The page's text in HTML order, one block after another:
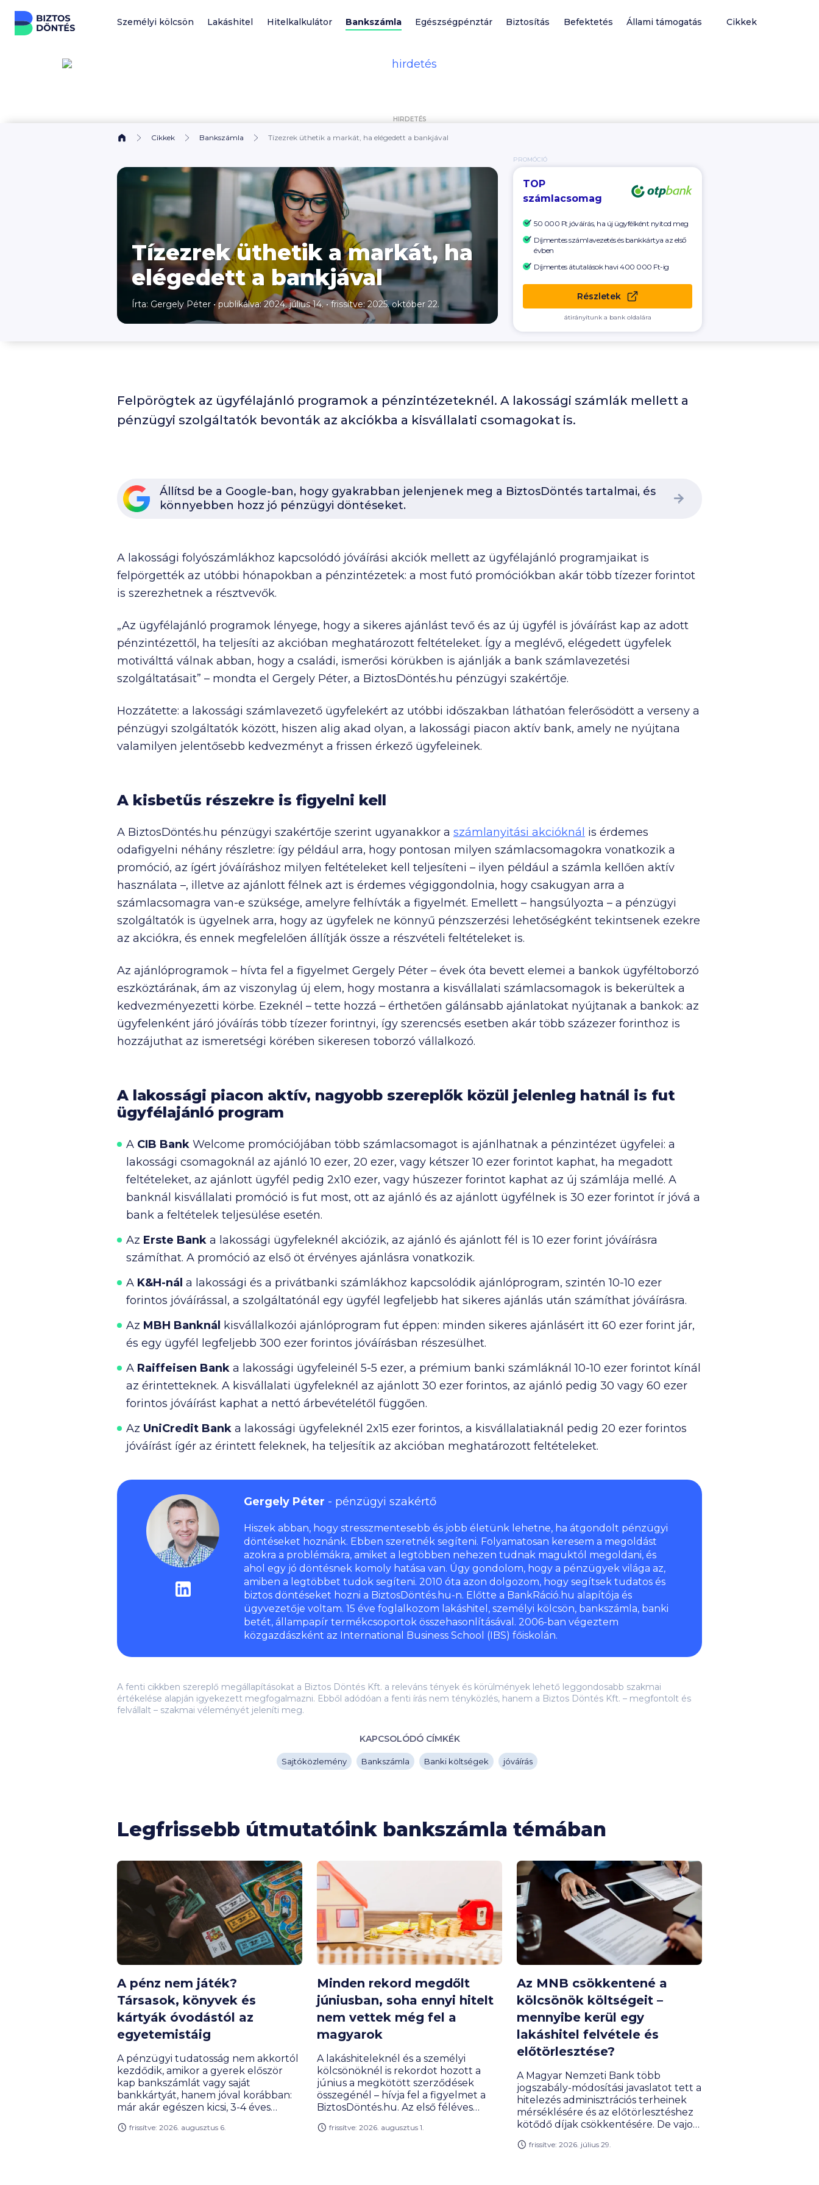
Ugrás a tartalomhoz
Személyi kölcsön Lakáshitel Hitelkalkulátor Bankszámla Egészségpénztár Biztosítás Befektetés Állami támogatás Cikkek
HIRDETÉS
Cikkek Bankszámla Tízezrek üthetik a markát, ha elégedett a bankjával
Tízezrek üthetik a markát, ha
elégedett a bankjával
Írta: Gergely Péter •publikálva: 2024. július 14.•frissítve: 2025. október 22.
PROMÓCIÓ
TOP
számlacsomag
50 000 Ft jóváírás, ha új ügyfélként nyitod meg
Díjmentes számlavezetés és bankkártya az első
évben
Díjmentes átutalások havi 400 000 Ft-ig
Részletek
átirányítunk a bank oldalára
Felpörögtek az ügyfélajánló programok a pénzintézeteknél. A lakossági számlák mellett a
pénzügyi szolgáltatók bevonták az akciókba a kisvállalati csomagokat is.
Állítsd be a Google-ban, hogy gyakrabban jelenjenek meg a BiztosDöntés tartalmai, és
könnyebben hozz jó pénzügyi döntéseket.
A lakossági folyószámlákhoz kapcsolódó jóváírási akciók mellett az ügyfélajánló programjaikat is
felpörgették az utóbbi hónapokban a pénzintézetek: a most futó promóciókban akár több tízezer forintot
is szerezhetnek a résztvevők.
„Az ügyfélajánló programok lényege, hogy a sikeres ajánlást tevő és az új ügyfél is jóváírást kap az adott
pénzintézettől, ha teljesíti az akcióban meghatározott feltételeket. Így a meglévő, elégedett ügyfelek
motiválttá válnak abban, hogy a családi, ismerősi körükben is ajánlják a bank számlavezetési
szolgáltatásait” – mondta el Gergely Péter, a BiztosDöntés.hu pénzügyi szakértője.
Hozzátette: a lakossági számlavezető ügyfelekért az utóbbi időszakban láthatóan felerősödött a verseny a
pénzügyi szolgáltatók között, hiszen alig akad olyan, a lakossági piacon aktív bank, amely ne nyújtana
valamilyen jelentősebb kedvezményt a frissen érkező ügyfeleinek.
A kisbetűs részekre is figyelni kell
A BiztosDöntés.hu pénzügyi szakértője szerint ugyanakkor a számlanyitási akcióknál is érdemes
odafigyelni néhány részletre: így például arra, hogy pontosan milyen számlacsomagokra vonatkozik a
promóció, az ígért jóváíráshoz milyen feltételeket kell teljesíteni – ilyen például a számla kellően aktív
használata –, illetve az ajánlott félnek azt is érdemes végiggondolnia, hogy csakugyan arra a
számlacsomagra van-e szüksége, amelyre felhívták a figyelmét. Emellett – hangsúlyozta – a pénzügyi
szolgáltatók is ügyelnek arra, hogy az ügyfelek ne könnyű pénzszerzési lehetőségként tekintsenek ezekre
az akciókra, és ennek megfelelően állítják össze a részvételi feltételeket is.
Az ajánlóprogramok – hívta fel a figyelmet Gergely Péter – évek óta bevett elemei a bankok ügyféltoborzó
eszköztárának, ám az viszonylag új elem, hogy mostanra a kisvállalati számlacsomagok is bekerültek a
kedvezményezetti körbe. Ezeknél – tette hozzá – érthetően gálánsabb ajánlatokat nyújtanak a bankok: az
ügyfelenként járó jóváírás több tízezer forintnyi, így szerencsés esetben akár több százezer forinthoz is
hozzájuthat az ismeretségi körében sikeresen toborzó vállalkozó.
A lakossági piacon aktív, nagyobb szereplők közül jelenleg hatnál is fut
ügyfélajánló program
A CIB Bank Welcome promóciójában több számlacsomagot is ajánlhatnak a pénzintézet ügyfelei: a
lakossági csomagoknál az ajánló 10 ezer, 20 ezer, vagy kétszer 10 ezer forintot kaphat, ha megadott
feltételeket, az ajánlott ügyfél pedig 2x10 ezer, vagy húszezer forintot kaphat az új számlája mellé. A
banknál kisvállalati promóció is fut most, ott az ajánló és az ajánlott ügyfélnek is 30 ezer forintot ír jóvá a
bank a feltételek teljesülése esetén.
Az Erste Bank a lakossági ügyfeleknél akciózik, az ajánló és ajánlott fél is 10 ezer forint jóváírásra
számíthat. A promóció az első öt érvényes ajánlásra vonatkozik.
A K&H-nál a lakossági és a privátbanki számlákhoz kapcsolódik ajánlóprogram, szintén 10-10 ezer
forintos jóváírással, a szolgáltatónál egy ügyfél legfeljebb hat sikeres ajánlás után számíthat jóváírásra.
Az MBH Banknál
kisvállalkozói ajánlóprogram fut éppen: minden sikeres ajánlásért itt 60 ezer forint jár,
és egy ügyfél legfeljebb 300 ezer forintos jóváírásban részesülhet.
A Raiffeisen Bank a lakossági ügyfeleinél 5-5 ezer, a prémium banki számláknál 10-10 ezer forintot kínál
az érintetteknek. A kisvállalati ügyfeleknél az ajánlott 30 ezer forintos, az ajánló pedig 30 vagy 60 ezer
forintos jóváírást kaphat a nettó árbevételétől függően.
Az UniCredit Bank a lakossági ügyfeleknél 2x15 ezer forintos, a kisvállalatiaknál pedig 20 ezer forintos
jóváírást ígér az érintett feleknek, ha teljesítik az akcióban meghatározott feltételeket.
Gergely Péter pénzügyi szakértő
Hiszek abban, hogy stresszmentesebb és jobb életünk lehetne, ha átgondolt pénzügyi
döntéseket hoznánk. Ebben szeretnék segíteni. Folyamatosan keresem a megoldást
azokra a problémákra, amiket a legtöbben nehezen tudnak maguktól megoldani, és
ahol egy jó döntésnek komoly hatása van. Úgy gondolom, hogy a pénzügyek világa az,
amiben a legtöbbet tudok segíteni. 2010 óta azon dolgozom, hogy segítsek tudatos és
biztos döntéseket hozni a BiztosDöntés.hu-n. Előtte a BankRáció.hu alapítója és
ügyvezetője voltam. 15 éve foglalkozom lakáshitel, személyi kölcsön, bankszámla, banki
betét, állampapír termékcsoportok összehasonlításával. 2006-ban végeztem
közgazdászként az International Business School (IBS) főiskolán.
A fenti cikkben szereplő megállapításokat a Biztos Döntés Kft. a releváns tények és körülmények lehető leggondosabb szakmai
értékelése alapján igyekezett megfogalmazni. Ebből adódóan a fenti írás nem tényközlés, hanem a Biztos Döntés Kft. – megfontolt és
felvállalt – szakmai véleményét jeleníti meg.
KAPCSOLÓDÓ CÍMKÉK
Sajtóközlemény Bankszámla Banki költségek jóváírás
Legfrissebb útmutatóink bankszámla témában
A pénz nem játék?
Társasok, könyvek és
kártyák óvodástól az
egyetemistáig
A pénzügyi tudatosság nem akkortól
kezdődik, amikor a gyerek először
kap bankszámlát vagy saját
bankkártyát, hanem jóval korábban:
már akár egészen kicsi, 3-4 éves
pénzügyi témájú társasjátékok,
frissítve: 2026. augusztus 6.
Minden rekord megdőlt
júniusban, soha ennyi hitelt
nem vettek még fel a
magyarok
A lakáshiteleknél és a személyi
kölcsönöknél is rekordot hozott a
június a megkötött szerződések
összegénél – hívja fel a figyelmet a
BiztosDöntés.hu. Az első féléves
túlszárnyalta az egy évvel korábbit, a
frissítve: 2026. augusztus 1.
Az MNB csökkentené a
kölcsönök költségeit –
mennyibe kerül egy
lakáshitel felvétele és
előtörlesztése?
A Magyar Nemzeti Bank több
jogszabály-módosítási javaslatot tett a
hitelezés adminisztrációs terheinek
mérséklésére és az előtörlesztéshez
kötődő díjak csökkentésére. De vajon
kerül valójában egy lakáshitel
frissítve: 2026. július 29.